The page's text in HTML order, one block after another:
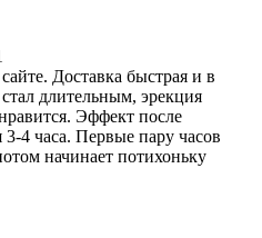
Доставка быстрая и в
длительным, эрекция
Эффект после
4 часа. Первые пару часов
начинает потихоньку